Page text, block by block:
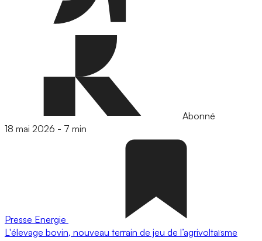
Abonné
18 mai 2026 - 7 min
Presse Energie
L'élevage bovin, nouveau terrain de jeu de l’agrivoltaïsme